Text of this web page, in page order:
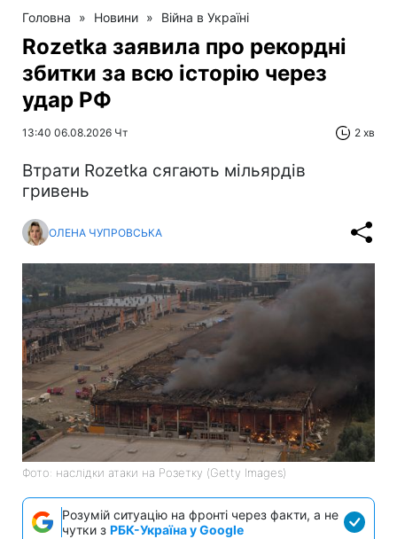
Головна » Новини » Війна в Україні
Rozetka заявила про рекордні
збитки за всю історію через
удар РФ
13:40 06.08.2026 Чт 2 хв
Втрати Rozetka сягають мільярдів
гривень
ОЛЕНА ЧУПРОВСЬКА
Фото: наслідки атаки на Розетку (Getty Images)
Розумій ситуацію на фронті через факти, а не
чутки з РБК-Україна у Google